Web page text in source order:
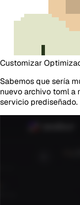
Customizar
Sabemos que sería
nuevo archivo toml a
servicio prediseñado.